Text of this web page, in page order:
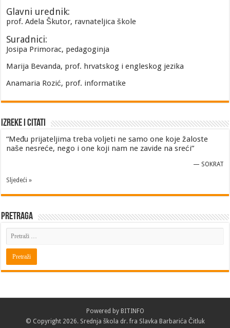
Glavni urednik:
prof. Adela Škutor, ravnateljica škole
Suradnici:
Josipa Primorac, pedagoginja
Marija Bevanda, prof. hrvatskog i engleskog jezika
Anamaria Rozić, prof. informatike
Izreke i Citati
“Među prijateljima treba voljeti ne samo one koje žaloste
naše nesreće, nego i one koji nam ne zavide na sreći”
— SOKRAT
Sljedeći »
Pretraga
Powered by BITINFO
© Copyright 2026. Srednja škola dr. fra Slavka Barbarića Čitluk